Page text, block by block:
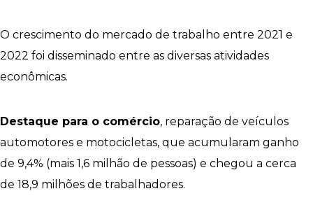
O crescimento do mercado de trabalho entre 2021 e
2022 foi disseminado entre as diversas atividades
econômicas.
Destaque para o comércio, reparação de veículos
automotores e motocicletas, que acumularam ganho
de 9,4% (mais 1,6 milhão de pessoas) e chegou a cerca
de 18,9 milhões de trabalhadores.